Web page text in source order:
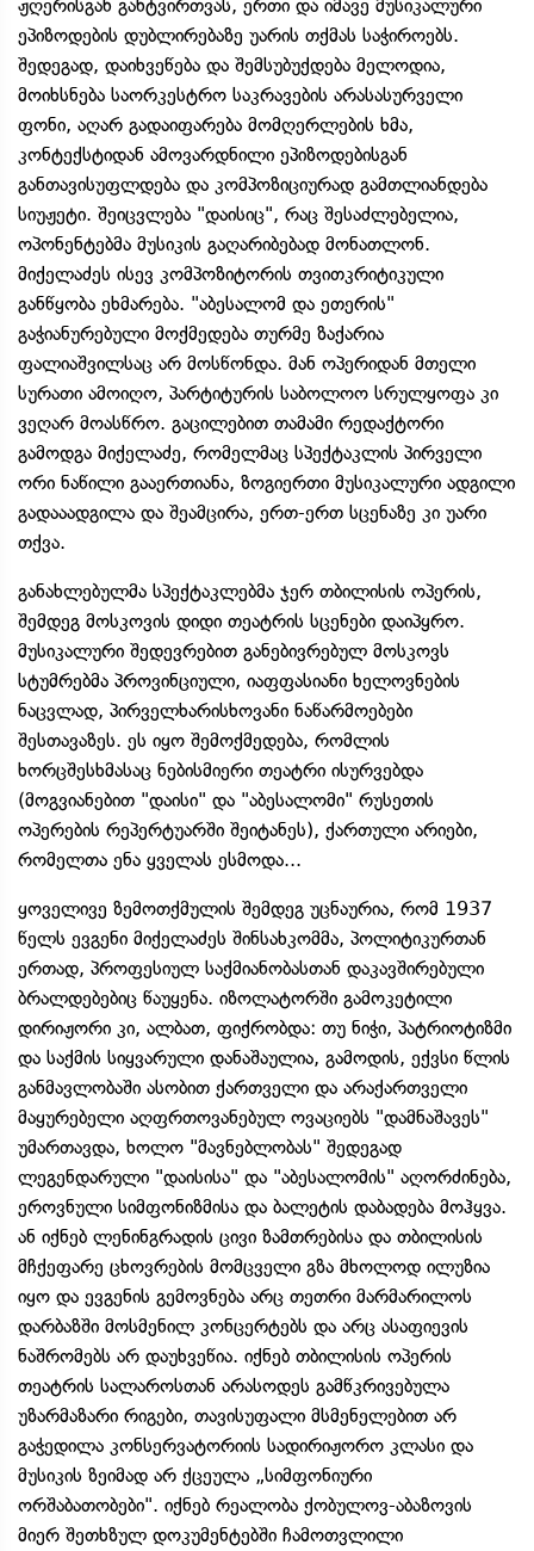
ჟღერისგან განტვირთვას, ერთი და იმავე მუსიკალური
ეპიზოდების დუბლირებაზე უარის თქმას საჭიროებს.
შედეგად, დაიხვეწება და შემსუბუქდება მელოდია,
მოიხსნება საორკესტრო საკრავების არასასურველი
ფონი, აღარ გადაიფარება მომღერლების ხმა,
კონტექსტიდან ამოვარდნილი ეპიზოდებისგან
განთავისუფლდება და კომპოზიციურად გამთლიანდება
სიუჟეტი. შეიცვლება "დაისიც", რაც შესაძლებელია,
ოპონენტებმა მუსიკის გაღარიბებად მონათლონ.
მიქელაძეს ისევ კომპოზიტორის თვითკრიტიკული
განწყობა ეხმარება. "აბესალომ და ეთერის"
გაჭიანურებული მოქმედება თურმე ზაქარია
ფალიაშვილსაც არ მოსწონდა. მან ოპერიდან მთელი
სურათი ამოიღო, პარტიტურის საბოლოო სრულყოფა კი
ვეღარ მოასწრო. გაცილებით თამამი რედაქტორი
გამოდგა მიქელაძე, რომელმაც სპექტაკლის პირველი
ორი ნაწილი გააერთიანა, ზოგიერთი მუსიკალური ადგილი
გადააადგილა და შეამცირა, ერთ-ერთ სცენაზე კი უარი
თქვა.
განახლებულმა სპექტაკლებმა ჯერ თბილისის ოპერის,
შემდეგ მოსკოვის დიდი თეატრის სცენები დაიპყრო.
მუსიკალური შედევრებით განებივრებულ მოსკოვს
სტუმრებმა პროვინციული, იაფფასიანი ხელოვნების
ნაცვლად, პირველხარისხოვანი ნაწარმოებები
შესთავაზეს. ეს იყო შემოქმედება, რომლის
ხორცშესხმასაც ნებისმიერი თეატრი ისურვებდა
(მოგვიანებით "დაისი" და "აბესალომი" რუსეთის
ოპერების რეპერტუარში შეიტანეს), ქართული არიები,
რომელთა ენა ყველას ესმოდა...
ყოველივე ზემოთქმულის შემდეგ უცნაურია, რომ 1937
წელს ევგენი მიქელაძეს შინსახკომმა, პოლიტიკურთან
ერთად, პროფესიულ საქმიანობასთან დაკავშირებული
ბრალდებებიც წაუყენა. იზოლატორში გამოკეტილი
დირიჟორი კი, ალბათ, ფიქრობდა: თუ ნიჭი, პატრიოტიზმი
და საქმის სიყვარული დანაშაულია, გამოდის, ექვსი წლის
განმავლობაში ასობით ქართველი და არაქართველი
მაყურებელი აღფრთოვანებულ ოვაციებს "დამნაშავეს"
უმართავდა, ხოლო "მავნებლობას" შედეგად
ლეგენდარული "დაისისა" და "აბესალომის" აღორძინება,
ეროვნული სიმფონიზმისა და ბალეტის დაბადება მოჰყვა.
ან იქნებ ლენინგრადის ცივი ზამთრებისა და თბილისის
მჩქეფარე ცხოვრების მომცველი გზა მხოლოდ ილუზია
იყო და ევგენის გემოვნება არც თეთრი მარმარილოს
დარბაზში მოსმენილ კონცერტებს და არც ასაფიევის
ნაშრომებს არ დაუხვეწია. იქნებ თბილისის ოპერის
თეატრის სალაროსთან არასოდეს გამწკრივებულა
უზარმაზარი რიგები, თავისუფალი მსმენელებით არ
გაჭედილა კონსერვატორიის სადირიჟორო კლასი და
მუსიკის ზეიმად არ ქცეულა „სიმფონიური
ორშაბათობები". იქნებ რეალობა ქობულოვ-აბაზოვის
მიერ შეთხზულ დოკუმენტებში ჩამოთვლილი